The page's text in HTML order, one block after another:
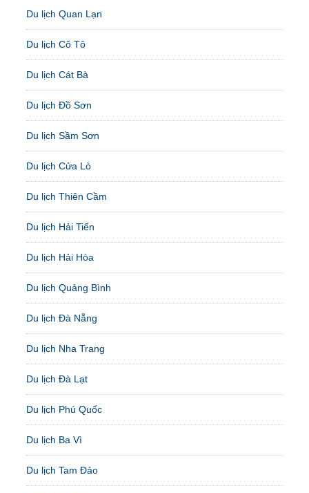
Du lịch Quan Lạn
Du lịch Cô Tô
Du lịch Cát Bà
Du lịch Đồ Sơn
Du lịch Sầm Sơn
Du lịch Cửa Lò
Du lịch Thiên Cầm
Du lịch Hải Tiến
Du lịch Hải Hòa
Du lịch Quảng Bình
Du lịch Đà Nẵng
Du lịch Nha Trang
Du lịch Đà Lạt
Du lịch Phú Quốc
Du lịch Ba Vì
Du lịch Tam Đảo